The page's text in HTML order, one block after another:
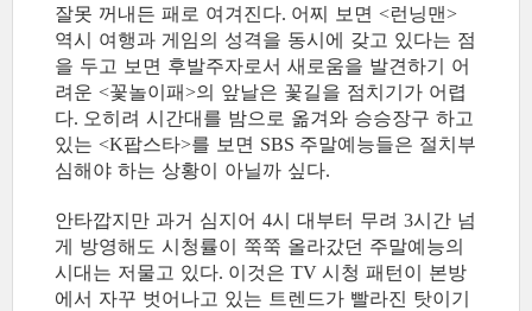
잘못 꺼내든 패로 여겨진다. 어찌 보면 <런닝맨>
역시 여행과 게임의 성격을 동시에 갖고 있다는 점
을 두고 보면 후발주자로서 새로움을 발견하기 어
려운 <꽃놀이패>의 앞날은 꽃길을 점치기가 어렵
다. 오히려 시간대를 밤으로 옮겨와 승승장구 하고
있는 <K팝스타>를 보면 SBS 주말예능들은 절치부
심해야 하는 상황이 아닐까 싶다.
안타깝지만 과거 심지어 4시 대부터 무려 3시간 넘
게 방영해도 시청률이 쭉쭉 올라갔던 주말예능의
시대는 저물고 있다. 이것은 TV 시청 패턴이 본방
에서 자꾸 벗어나고 있는 트렌드가 빨라진 탓이기